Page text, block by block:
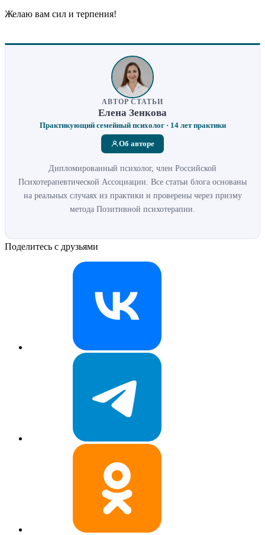
Желаю вам сил и терпения!
АВТОР СТАТЬИ
Елена Зенкова
Практикующий семейный психолог · 14 лет практики
Об авторе
Дипломированный психолог, член Российской
Психотерапевтической Ассоциации. Все статьи блога основаны
на реальных случаях из практики и проверены через призму
метода Позитивной психотерапии.
Поделитесь с друзьями